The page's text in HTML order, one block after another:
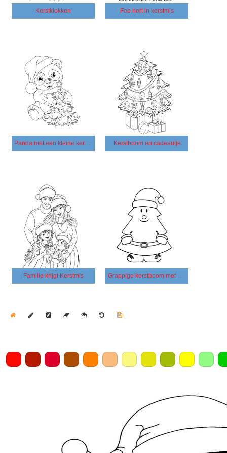
Kerstklokken Fee hert in kerstmis
Panda met een kleine kerstboom Kerstboom en cadeautje
Familie krijgt Kerstmis Grappige kerstboom met ogen